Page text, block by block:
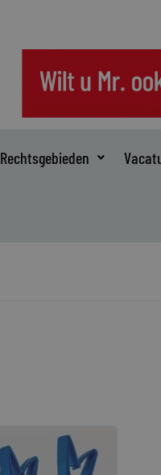
Rechtsgebieden